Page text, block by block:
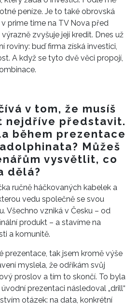
peníze. Je to také obrovská
prime time na TV Nova před
zvyšuje její kredit. Dnes už
roviny: buď firma získá investici,
A když se tyto dvě věci propojí,
v tom, že musíš
nejdříve představit.
během prezentace
Můžeš
vysvětlit, co
dělá?
ručně háčkovaných kabelek a
vedu společně se svou
Všechno vzniká v Česku – od
produkt – a stavíme na
a komunitě.
prezentace, tak jsem kromě výše
myslela, že odříkám svůj
proslov a tím to skončí. To byla
prezentaci následoval „drill“
otázek: na data, konkrétní